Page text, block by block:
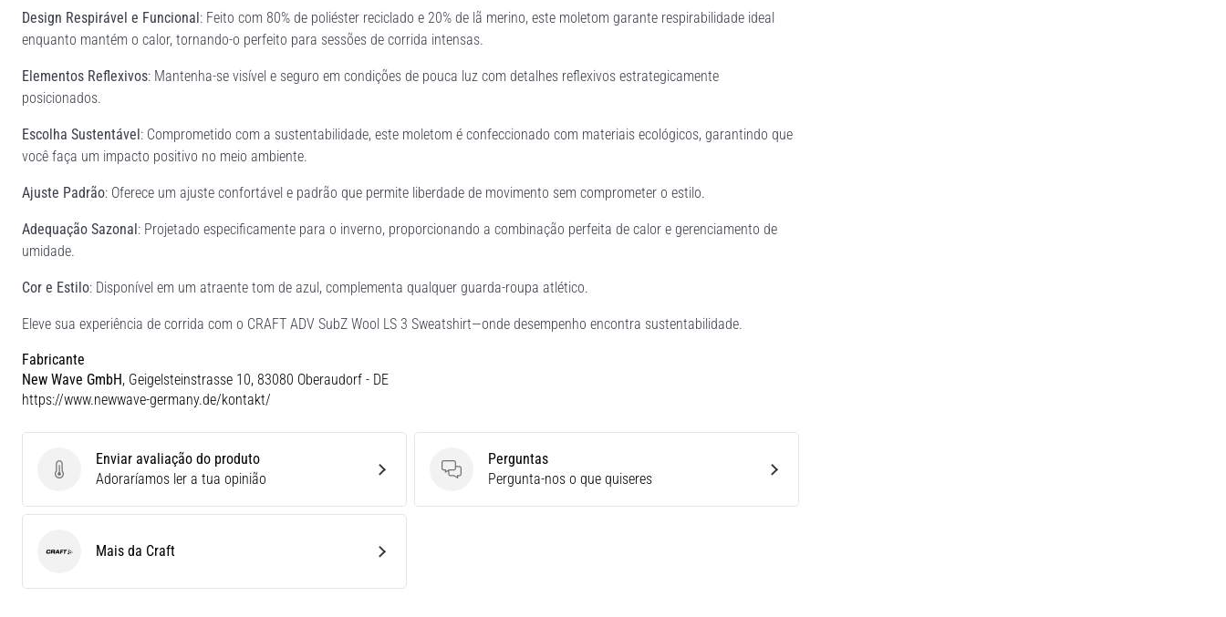
Design Respirável e Funcional: Feito com 80% de poliéster reciclado e 20% de lã merino, este moletom garante respirabilidade ideal
enquanto mantém o calor, tornando-o perfeito para sessões de corrida intensas.
Elementos Reflexivos: Mantenha-se visível e seguro em condições de pouca luz com detalhes reflexivos estrategicamente
posicionados.
Escolha Sustentável: Comprometido com a sustentabilidade, este moletom é confeccionado com materiais ecológicos, garantindo que
você faça um impacto positivo no meio ambiente.
Ajuste Padrão: Oferece um ajuste confortável e padrão que permite liberdade de movimento sem comprometer o estilo.
Adequação Sazonal: Projetado especificamente para o inverno, proporcionando a combinação perfeita de calor e gerenciamento de
umidade.
Cor e Estilo: Disponível em um atraente tom de azul, complementa qualquer guarda-roupa atlético.
Eleve sua experiência de corrida com o CRAFT ADV SubZ Wool LS 3 Sweatshirt—onde desempenho encontra sustentabilidade.
Fabricante
New Wave GmbH, Geigelsteinstrasse 10, 83080 Oberaudorf - DE
https://www.newwave-germany.de/kontakt/
Enviar avaliação do produto
Enviar avaliação do produto
Adoraríamos ler a tua opinião
Perguntas
Perguntas
Pergunta-nos o que quiseres
Craft Mais da Craft